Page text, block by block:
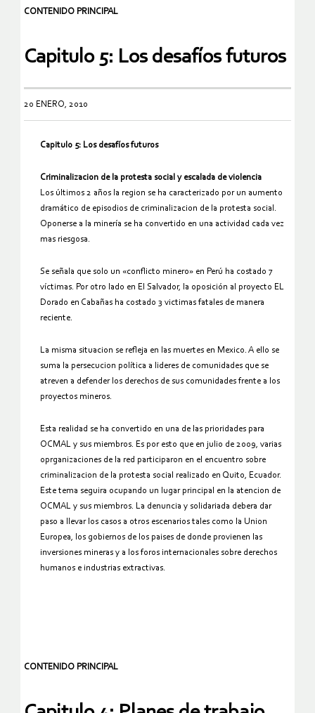
CONTENIDO PRINCIPAL
Capitulo 5: Los desafíos futuros
20 ENERO, 2010
Capitulo 5: Los desafíos futuros
Criminalizacion de la protesta social y escalada de violencia
Los últimos 2 años la region se ha caracterizado por un aumento
dramático de episodios de criminalizacion de la protesta social.
Oponerse a la minería se ha convertido en una actividad cada vez
mas riesgosa.
Se señala que solo un «conflicto minero» en Perú ha costado 7
víctimas. Por otro lado en El Salvador, la oposición al proyecto EL
Dorado en Cabañas ha costado 3 victimas fatales de manera
reciente.
La misma situacion se refleja en las muertes en Mexico. A ello se
suma la persecucion política a lideres de comunidades que se
atreven a defender los derechos de sus comunidades frente a los
proyectos mineros.
Esta realidad se ha convertido en una de las prioridades para
OCMAL y sus miembros. Es por esto que en julio de 2009, varias
oprganizaciones de la red participaron en el encuentro sobre
criminalizacion de la protesta social realizado en Quito, Ecuador.
Este tema seguira ocupando un lugar principal en la atencion de
OCMAL y sus miembros. La denuncia y solidariada debera dar
paso a llevar los casos a otros escenarios tales como la Union
Europea, los gobiernos de los paises de donde provienen las
inversiones mineras y a los foros internacionales sobre derechos
humanos e industrias extractivas.
CONTENIDO PRINCIPAL